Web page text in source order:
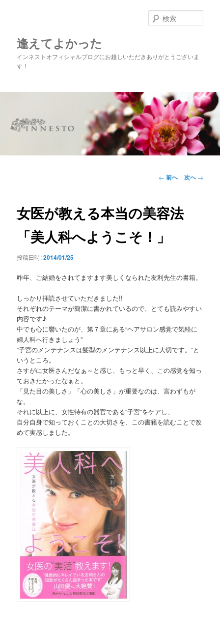
逢えてよかった
インネストオフィシャルブログにお越しいただきありがとうございま
す！
索
投
ビ
ゲ
シ
← 前へ 次へ→
女医が教える本当の美容法
「美人科へようこそ！」
投稿日時:2014/01/25
咋年、ご結婚をされてますます美しくなられた友利先生の書籍。
しっかり拝読させていただきました!!
それぞれのテーマが簡潔に書かれているので、とても読みやすい
内容です♪
中でも心に響いたのが、第７章にある“ヘアサロン感覚で気軽に
婦人科へ行きましょう”
“子宮のメンテナンスは髪型のメンテナンス以上に大切です。”と
いうところ。
さすがに女医さんだなぁ～と感じ、もっと早く、この感覚を知っ
ておきたかったなぁと。
「見た目の美しさ」「心の美しさ」が重要なのは、言わずもが
な。
それに以上に、女性特有の器官である“子宮”をケアし、
自分自身で知っておくことの大切さを、この書籍を読むことで改
めて実感しました。